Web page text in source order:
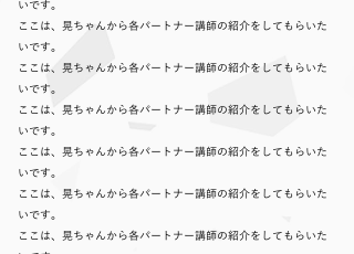
いです。
ここは、晃ちゃんから各パートナー講師の紹介をしてもらいた
いです。
ここは、晃ちゃんから各パートナー講師の紹介をしてもらいた
いです。
ここは、晃ちゃんから各パートナー講師の紹介をしてもらいた
いです。
ここは、晃ちゃんから各パートナー講師の紹介をしてもらいた
いです。
ここは、晃ちゃんから各パートナー講師の紹介をしてもらいた
いです。
ここは、晃ちゃんから各パートナー講師の紹介をしてもらいた